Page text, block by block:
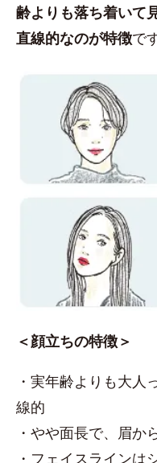
齢よりも落ち着いて
直線的なのが特徴で
＜顔立ちの特徴＞
・実年齢よりも大人
線的
・やや面長で、眉か
・フェイスラインは